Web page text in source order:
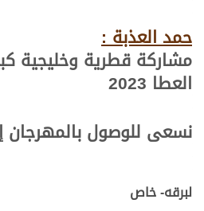
حمد العذبة :
مشاركة قطرية وخليجية
العطا 2023
نسعى للوصول بالمهرجان
لبرقه- خاص